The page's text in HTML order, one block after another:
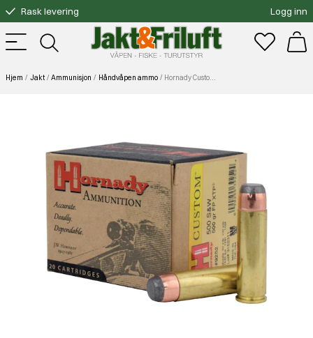
Rask levering
Gratis bytte
Fri frakt over 3000.-
Logg inn
Hjem Jakt Ammunisjon Håndvåpen ammo Hornady Custom Pistol 500 S&W 500 Gr Fp Xtp